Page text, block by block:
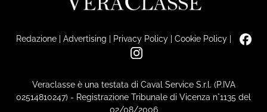
Redazione| Advertising | Privacy Policy| Cookie Policy|
Veraclasse è una testata di Caval Service S.r.l. (P.IVA
02514810247) - Registrazione Tribunale di Vicenza n°1135 del
02/08/2006